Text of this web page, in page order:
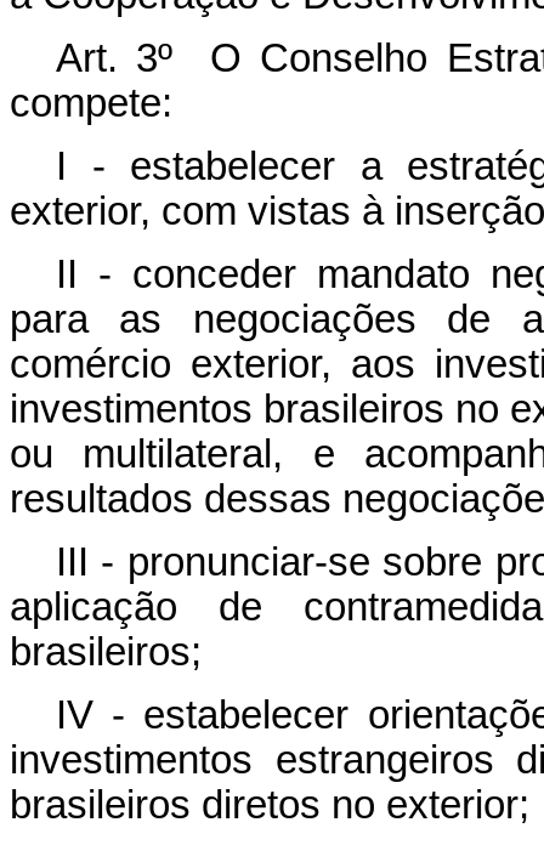
Art. 3º O Conselho
compete:
I - estabelecer a
exterior, com vistas à
II - conceder mandato
para as negociações de
comércio exterior, aos
investimentos brasileiros no
ou multilateral, e
resultados dessas
III - pronunciar-se sobre
aplicação de
brasileiros;
IV - estabelecer
investimentos estrangeiros
brasileiros diretos no exterior;